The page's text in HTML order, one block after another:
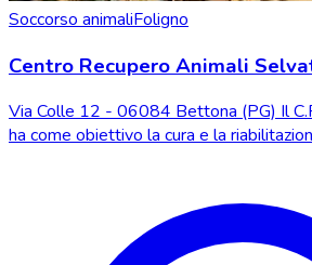
Soccorso animaliFoligno
Centro Recupero Animali
Via Colle 12 - 06084 Bettona (PG) Il
ha come obiettivo la cura e la